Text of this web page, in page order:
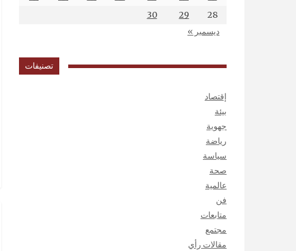
28
29
30
ديسمبر »
تصنيفات
إقتصاد
بيئة
جهوية
رياضة
سياسة
صحة
عالمية
فن
متابعات
مجتمع
مقالات رأي